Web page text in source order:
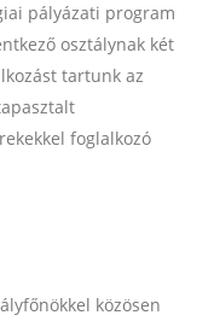
pályázati program
osztálynak két
tartunk az
foglalkozó
közösen